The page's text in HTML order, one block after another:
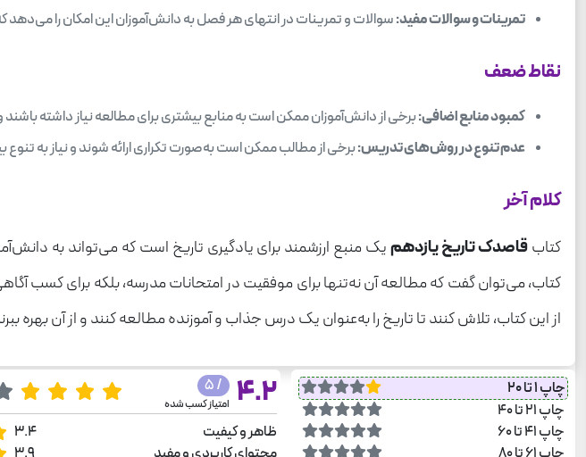
تمرینات و سوالات مفید:سوالات و تمرینات در انتهای هر فصل به دانش‌آموزان این امکان را می‌دهد
نقاط ضعف
کمبود منابع اضافی:برخی از دانش‌آموزان ممکن است به منابع بیشتری برای مطالعه نیاز داشته
عدم تنوع در روش‌های تدریس:برخی از مطالب ممکن است به‌صورت تکراری ارائه شوند و نیاز به
کلام آخر
کتابقاصدک تاریخ یازدهمیک منبع ارزشمند برای یادگیری تاریخ است که می‌تواند به
کتاب، می‌توان گفت که مطالعه آن نه‌تنها برای موفقیت در امتحانات مدرسه، بلکه برای کسب
از این کتاب، تلاش کنند تا تاریخ را به‌عنوان یک درس جذاب و آموزنده مطالعه کنند و از آن بهره
چاپ 1 تا 20
چاپ 21 تا 40
چاپ 41 تا 60
4.2
/ 5
امتیاز کسب شده
ظاهر و کیفیت
3.4